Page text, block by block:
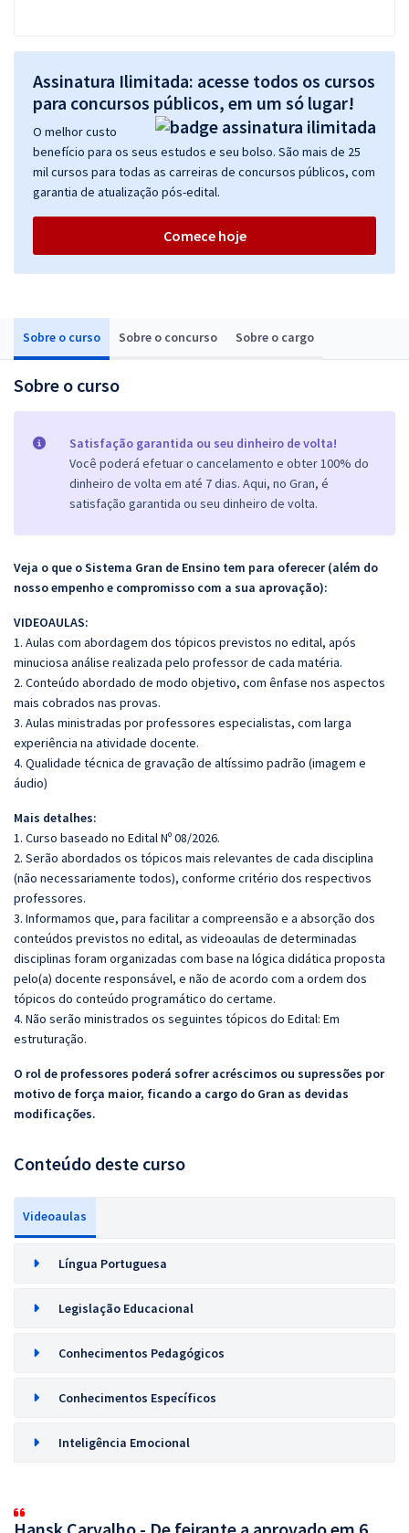
Sobre o curso Sobre o concurso Sobre o cargo
Sobre o curso
Satisfação garantida ou seu dinheiro de volta!
Você poderá efetuar o cancelamento e obter 100% do
dinheiro de volta em até 7 dias. Aqui, no Gran, é
satisfação garantida ou seu dinheiro de volta.
Veja o que o Sistema Gran de Ensino tem para oferecer (além do
nosso empenho e compromisso com a sua aprovação):
VIDEOAULAS:
1. Aulas com abordagem dos tópicos previstos no edital, após
minuciosa análise realizada pelo professor de cada matéria.
2. Conteúdo abordado de modo objetivo, com ênfase nos aspectos
mais cobrados nas provas.
3. Aulas ministradas por professores especialistas, com larga
experiência na atividade docente.
4. Qualidade técnica de gravação de altíssimo padrão (imagem e
áudio)
Mais detalhes:
1. Curso baseado no Edital Nº 08/2026.
2. Serão abordados os tópicos mais relevantes de cada disciplina
(não necessariamente todos), conforme critério dos respectivos
professores.
3. Informamos que, para facilitar a compreensão e a absorção dos
conteúdos previstos no edital, as videoaulas de determinadas
disciplinas foram organizadas com base na lógica didática proposta
pelo(a) docente responsável, e não de acordo com a ordem dos
tópicos do conteúdo programático do certame.
4. Não serão ministrados os seguintes tópicos do Edital: Em
estruturação.
O rol de professores poderá sofrer acréscimos ou supressões por
motivo de força maior, ficando a cargo do Gran as devidas
modificações.
Conteúdo deste curso
Videoaulas
Língua Portuguesa
Legislação Educacional
Conhecimentos Pedagógicos
Conhecimentos Específicos
Inteligência Emocional
Assinatura Ilimitada: acesse todos os cursos
para concursos públicos, em um só lugar!
O melhor custo
benefício para os seus estudos e seu bolso. São mais de 25
mil cursos para todas as carreiras de concursos públicos, com
garantia de atualização pós-edital.
Comece hoje